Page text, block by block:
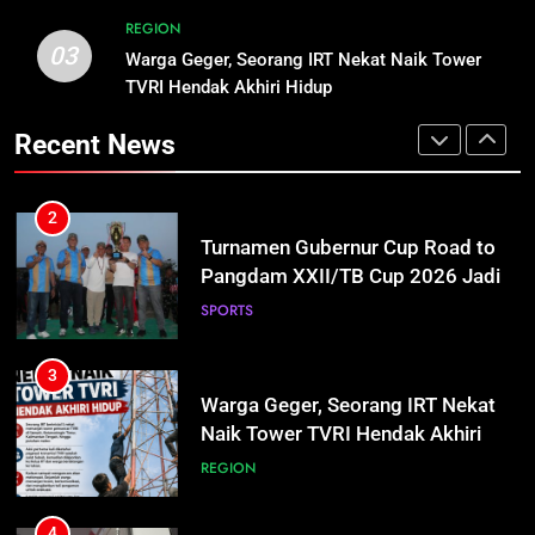
Warga Geger, Seorang IRT Nekat
Naik Tower TVRI Hendak Akhiri
4
5
03
REGION
Warga Geger, Seorang IRT Nekat Naik Tower
TVRI Hendak Akhiri Hidup
Recent News
1
Mahasiswa UPR Titip Tujuh
Agenda ke Calon Rektor Prof.
Bhayu Rhama Siap Kawal Sejak
100 Hari Pertama
2
Turnamen Gubernur Cup Road to
Pangdam XXII/TB Cup 2026 Jadi
Wadah Kembangkan Talenta Muda
SPORTS
3
Warga Geger, Seorang IRT Nekat
Naik Tower TVRI Hendak Akhiri
Hidup
REGION